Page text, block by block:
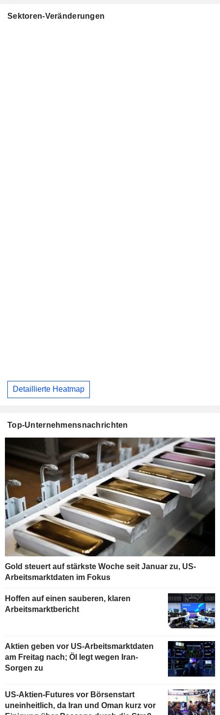
Sektoren-Veränderungen
Detaillierte Heatmap
Top-Unternehmensnachrichten
Gold steuert auf stärkste Woche seit Januar zu, US-
Arbeitsmarktdaten im Fokus
Hoffen auf einen sauberen, klaren
Arbeitsmarktbericht
Aktien geben vor US-Arbeitsmarktdaten
am Freitag nach; Öl legt wegen Iran-
Sorgen zu
US-Aktien-Futures vor Börsenstart
uneinheitlich, da Iran und Oman kurz vor